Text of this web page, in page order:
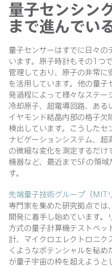
量子センシン
まで進んでい
量子センサーはすでに日々の
います。原子時計もその1つ
管理しており、原子の非常
を活用しています。他の量
発過程によって様々なステー
冷却原子、超電導回路、あ
イヤモンド結晶内部の格子欠
検出しています。こうしたセ
ナビゲーションシステム、超
の微細な変化を測定するだけ
機器など、最近までSFの領
す。
先端量子技術グループ（MIT
専門家を集めた研究拠点では
開発に着手し始めています
方式の量子計算機テストベッ
計、マイクロエレクトロニク
くようなポテンシャルを秘
が量子宇宙の枠を超えようと